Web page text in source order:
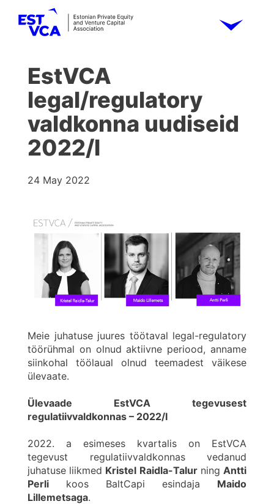
EstVCA
legal/regulatory
valdkonna uudiseid
2022/I
24 May 2022
Meie juhatuse juures töötaval legal-regulatory
töörühmal on olnud aktiivne periood, anname
siinkohal töölaual olnud teemadest väikese
ülevaate.
Ülevaade EstVCA tegevusest
regulatiivvaldkonnas – 2022/I
2022. a esimeses kvartalis on EstVCA
tegevust regulatiivvaldkonnas vedanud
juhatuse liikmed Kristel Raidla-Talurning Antti
Perli koos BaltCapi esindaja Maido
Lillemetsaga.